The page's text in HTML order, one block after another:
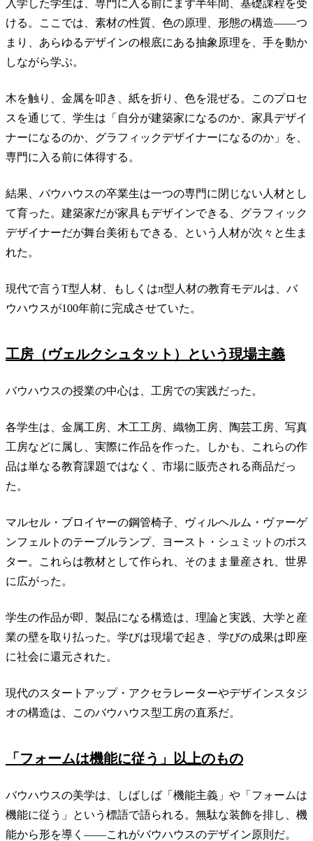
入学した学生は、専門に入る前にまず半年間、基礎課程を受
ける。ここでは、素材の性質、色の原理、形態の構造——つ
まり、あらゆるデザインの根底にある抽象原理を、手を動か
しながら学ぶ。
木を触り、金属を叩き、紙を折り、色を混ぜる。このプロセ
スを通じて、学生は「自分が建築家になるのか、家具デザイ
ナーになるのか、グラフィックデザイナーになるのか」を、
専門に入る前に体得する。
結果、バウハウスの卒業生は一つの専門に閉じない人材とし
て育った。建築家だが家具もデザインできる、グラフィック
デザイナーだが舞台美術もできる、という人材が次々と生ま
れた。
現代で言うT型人材、もしくはπ型人材の教育モデルは、バ
ウハウスが100年前に完成させていた。
工房（ヴェルクシュタット）という現場主義
バウハウスの授業の中心は、工房での実践だった。
各学生は、金属工房、木工工房、織物工房、陶芸工房、写真
工房などに属し、実際に作品を作った。しかも、これらの作
品は単なる教育課題ではなく、市場に販売される商品だっ
た。
マルセル・ブロイヤーの鋼管椅子、ヴィルヘルム・ヴァーゲ
ンフェルトのテーブルランプ、ヨースト・シュミットのポス
ター。これらは教材として作られ、そのまま量産され、世界
に広がった。
学生の作品が即、製品になる構造は、理論と実践、大学と産
業の壁を取り払った。学びは現場で起き、学びの成果は即座
に社会に還元された。
現代のスタートアップ・アクセラレーターやデザインスタジ
オの構造は、このバウハウス型工房の直系だ。
「フォームは機能に従う」以上のもの
バウハウスの美学は、しばしば「機能主義」や「フォームは
機能に従う」という標語で語られる。無駄な装飾を排し、機
能から形を導く——これがバウハウスのデザイン原則だ。